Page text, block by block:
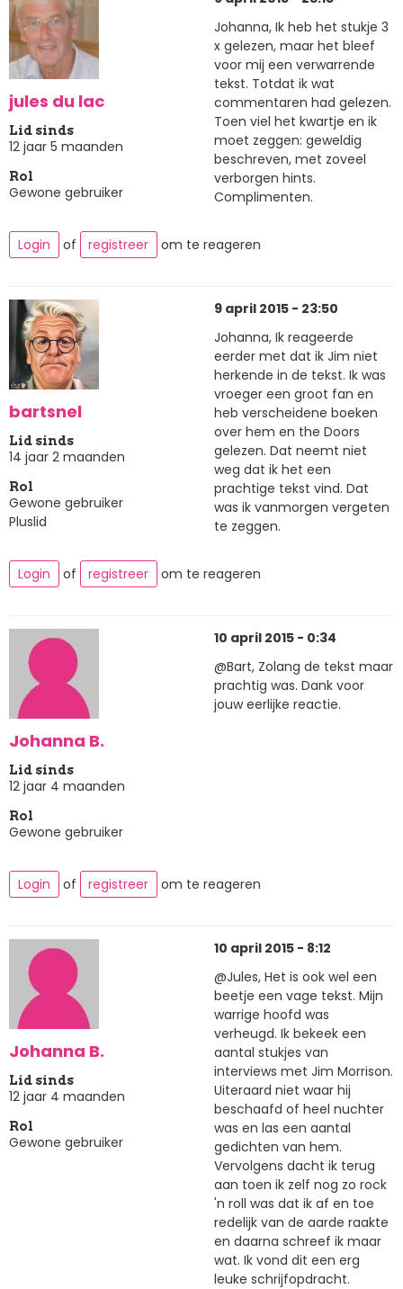
jules du lac
Lid sinds
12 jaar 5 maanden
Rol
Gewone gebruiker
Johanna, Ik heb het stukje 3
x gelezen, maar het bleef
voor mij een verwarrende
tekst. Totdat ik wat
commentaren had gelezen.
Toen viel het kwartje en ik
moet zeggen: geweldig
beschreven, met zoveel
verborgen hints.
Complimenten.
Login of registreer om te reageren
bartsnel
Lid sinds
14 jaar 2 maanden
Rol
Gewone gebruiker
Pluslid
9 april 2015 - 23:50
Johanna, Ik reageerde
eerder met dat ik Jim niet
herkende in de tekst. Ik was
vroeger een groot fan en
heb verscheidene boeken
over hem en the Doors
gelezen. Dat neemt niet
weg dat ik het een
prachtige tekst vind. Dat
was ik vanmorgen vergeten
te zeggen.
Login of registreer om te reageren
Johanna B.
Lid sinds
12 jaar 4 maanden
Rol
Gewone gebruiker
10 april 2015 - 0:34
@Bart, Zolang de tekst maar
prachtig was. Dank voor
jouw eerlijke reactie.
Login of registreer om te reageren
Johanna B.
Lid sinds
12 jaar 4 maanden
Rol
Gewone gebruiker
10 april 2015 - 8:12
@Jules, Het is ook wel een
beetje een vage tekst. Mijn
warrige hoofd was
verheugd. Ik bekeek een
aantal stukjes van
interviews met Jim Morrison.
Uiteraard niet waar hij
beschaafd of heel nuchter
was en las een aantal
gedichten van hem.
Vervolgens dacht ik terug
aan toen ik zelf nog zo rock
'n roll was dat ik af en toe
redelijk van de aarde raakte
en daarna schreef ik maar
wat. Ik vond dit een erg
leuke schrijfopdracht.